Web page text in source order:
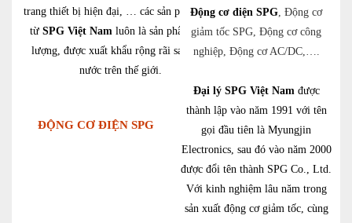
trang thiết bị hiện đại, … các sản phẩm đến
từ SPG Việt Namluôn là sản phẩm chất
lượng, được xuất khẩu rộng rãi sang các
nước trên thế giới.
ĐỘNG CƠ ĐIỆN SPG
Động cơ điện SPG, Động cơ
giảm tốc SPG, Động cơ công
nghiệp, Động cơ AC/DC,….
Đại lý SPG Việt Namđược
thành lập vào năm 1991 với tên
gọi đầu tiên là Myungjin
Electronics, sau đó vào năm 2000
được đổi tên thành SPG Co., Ltd.
Với kinh nghiệm lâu năm trong
sản xuất động cơ giảm tốc, cùng